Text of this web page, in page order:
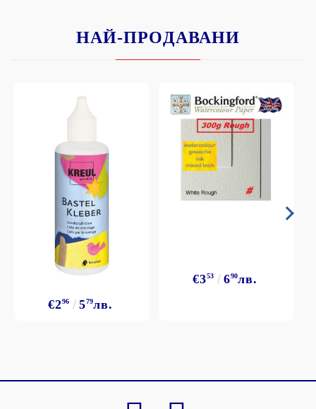
НАЙ-ПРОДАВАНИ
€296 579лв.
€353 690лв.